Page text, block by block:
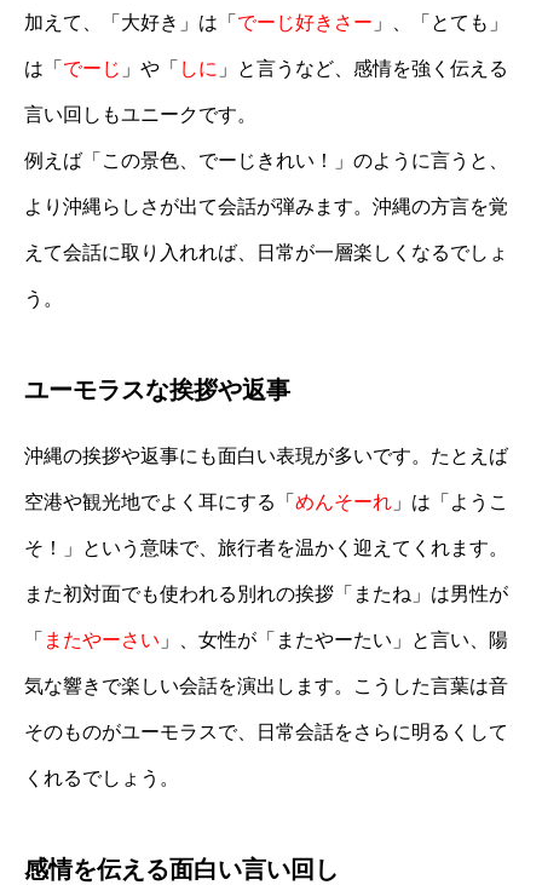
加えて、「大好き」は「 でーじ好きさー 」、「とても」
は「 でーじ 」や「 しに 」と言うなど、感情を強く伝える
言い回しもユニークです。
例えば「この景色、でーじきれい！」のように言うと、
より沖縄らしさが出て会話が弾みます。沖縄の方言を覚
えて会話に取り入れれば、日常が一層楽しくなるでしょ
う。
ユーモラスな挨拶や返事
沖縄の挨拶や返事にも面白い表現が多いです。たとえば
空港や観光地でよく耳にする「 めんそーれ 」は「ようこ
そ！」という意味で、旅行者を温かく迎えてくれます。
また初対面でも使われる別れの挨拶「またね」は男性が
「 またやーさい 」、女性が「またやーたい」と言い、陽
気な響きで楽しい会話を演出します。こうした言葉は音
そのものがユーモラスで、日常会話をさらに明るくして
くれるでしょう。
感情を伝える面白い言い回し